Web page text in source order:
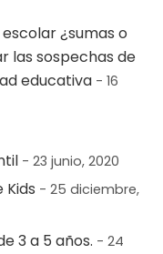
¿sumas o
las sospechas de
educativa - 16
- 23 junio, 2020
Kids - 25 diciembre,
3 a 5 años. - 24